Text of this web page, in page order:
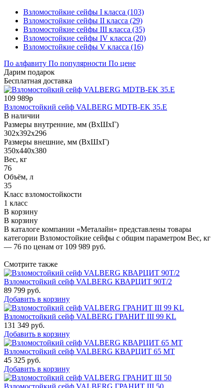
Взломостойкие сейфы I класса (103)
Взломостойкие сейфы II класса (29)
Взломостойкие сейфы III класса (35)
Взломостойкие сейфы IV класса (20)
Взломостойкие сейфы V класса (16)
По алфавиту По популярности По цене
Дарим подарок
Бесплатная доставка
109 989р
Взломостойкий сейф VALBERG MDTB-EK 35.E
В наличии
Размеры внутренние, мм (ВхШхГ)
302x392x296
Размеры внешние, мм (ВхШхГ)
350x440x380
Вес, кг
76
Объём, л
35
Класс взломостойкости
1 класс
В корзину
В корзину
В каталоге компании «Металайн» представлены товары
категории Взломостойкие сейфы с общим параметром Вес, кг
— 76 по ценам от 109 989 руб.
Смотрите также
Взломостойкий сейф VALBERG КВАРЦИТ 90Т/2
89 799 руб.
Добавить в корзину
Взломостойкий сейф VALBERG ГРАНИТ III 99 KL
131 349 руб.
Добавить в корзину
Взломостойкий сейф VALBERG КВАРЦИТ 65 МТ
45 325 руб.
Добавить в корзину
Взломостойкий сейф VALBERG ГРАНИТ III 50